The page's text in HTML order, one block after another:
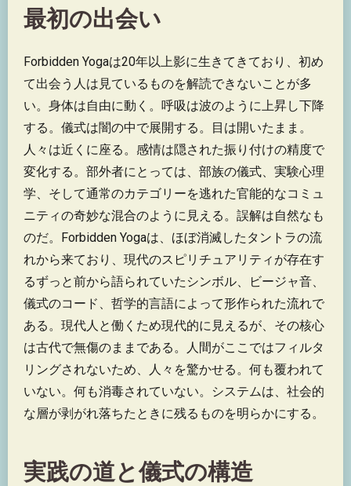
最初の出会い
Forbidden Yogaは20年以上影に生きてきており、初め
て出会う人は見ているものを解読できないことが多
い。身体は自由に動く。呼吸は波のように上昇し下降
する。儀式は闇の中で展開する。目は開いたまま。
人々は近くに座る。感情は隠された振り付けの精度で
変化する。部外者にとっては、部族の儀式、実験心理
学、そして通常のカテゴリーを逃れた官能的なコミュ
ニティの奇妙な混合のように見える。誤解は自然なも
のだ。Forbidden Yogaは、ほぼ消滅したタントラの流
れから来ており、現代のスピリチュアリティが存在す
るずっと前から語られていたシンボル、ビージャ音、
儀式のコード、哲学的言語によって形作られた流れで
ある。現代人と働くため現代的に見えるが、その核心
は古代で無傷のままである。人間がここではフィルタ
リングされないため、人々を驚かせる。何も覆われて
いない。何も消毒されていない。システムは、社会的
な層が剥がれ落ちたときに残るものを明らかにする。
実践の道と儀式の構造